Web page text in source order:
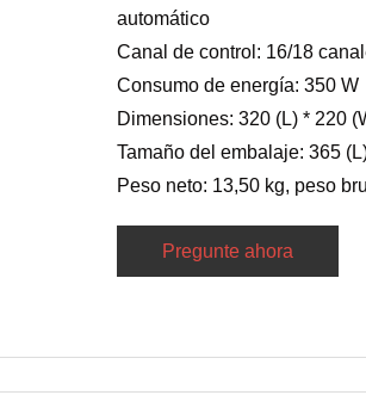
automático
Canal de control: 16/18
Consumo de energía: 350 W
Dimensiones: 320 (L) * 220
Tamaño del embalaje: 365
Peso neto: 13,50 kg, peso
Pregunte ahora